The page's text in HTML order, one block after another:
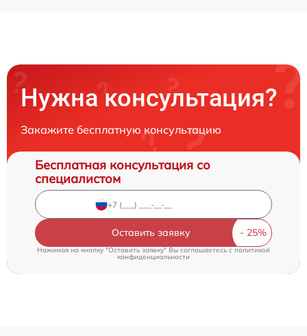
Нужна консультация?
Закажите бесплатную консультацию
Бесплатная консультация со
специалистом
Оставить заявку
Нажимая на кнопку "Оставить заявку" Вы соглашаетесь cполитикой
конфиденциальности